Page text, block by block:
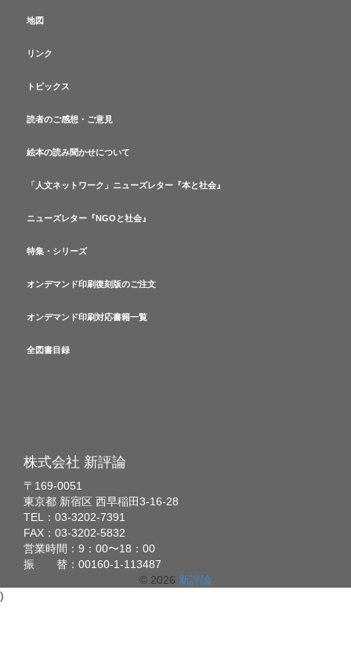
地図
リンク
トピックス
読者のご感想・ご意見
絵本の読み聞かせについて
「人文ネットワーク」ニューズレター『本と社会』
ニューズレター『NGOと社会』
特集・シリーズ
オンデマンド印刷復刻版のご注文
オンデマンド印刷対応書籍一覧
全図書目録
株式会社 新評論
〒169-0051
東京都 新宿区 西早稲田3-16-28
TEL：03-3202-7391
FAX：03-3202-5832
営業時間：9：00〜18：00
振 替：00160-1-113487
© 2026 新評論
)